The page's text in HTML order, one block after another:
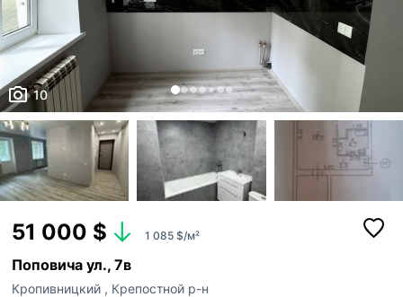
10
51 000 $ 1 085 $/м²
Поповича ул., 7в
Кропивницкий , Крепостной р-н